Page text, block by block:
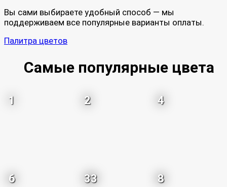
Вы сами выбираете удобный способ — мы
поддерживаем все популярные варианты оплаты.
Палитра цветов
Самые популярные цвета
1 2 4
6 33 8